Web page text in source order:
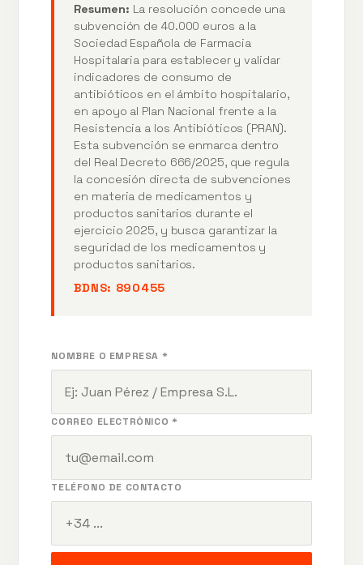
Resumen: La resolución concede una
subvención de 40.000 euros a la
Sociedad Española de Farmacia
Hospitalaria para establecer y validar
indicadores de consumo de
antibióticos en el ámbito hospitalario,
en apoyo al Plan Nacional frente a la
Resistencia a los Antibióticos (PRAN).
Esta subvención se enmarca dentro
del Real Decreto 666/2025, que regula
la concesión directa de subvenciones
en materia de medicamentos y
productos sanitarios durante el
ejercicio 2025, y busca garantizar la
seguridad de los medicamentos y
productos sanitarios.
BDNS: 890455
NOMBRE O EMPRESA *
CORREO ELECTRÓNICO *
TELÉFONO DE CONTACTO